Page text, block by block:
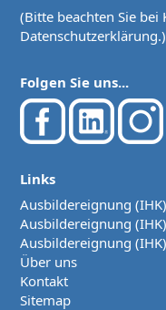
(Bitte beachten Sie
Datenschutzerklärung.)
Folgen Sie uns...
Links
Ausbildereignung
Ausbildereignung
Ausbildereignung
Über uns
Kontakt
Sitemap